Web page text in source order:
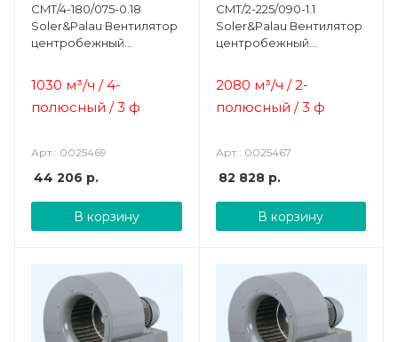
CMT/4-180/075-0.18
Soler&Palau Вентилятор
центробежный
1030 м³/ч / 4-
полюсный / 3 ф
Арт.: 0025469
44 206 р.
В корзину
CMT/2-225/090-1.1
Soler&Palau Вентилятор
центробежный
2080 м³/ч / 2-
полюсный / 3 ф
Арт.: 0025467
82 828р.
В корзину